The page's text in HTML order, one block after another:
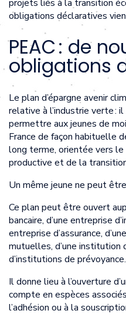
projets liés à la transition
obligations déclaratives
PEAC : de
obligations
Le plan d’épargne avenir
relative à l’industrie verte :
permettre aux jeunes de
France de façon habituelle
long terme, orientée vers le
productive et de la
Un même jeune ne peut
Ce plan peut être ouvert
bancaire, d’une entreprise
entreprise d’assurance,
mutuelles, d’une institution
d’institutions de prévoyance.
Il donne lieu à l’ouverture
compte en espèces
l’adhésion ou à la